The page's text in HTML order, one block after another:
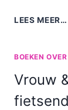
LEES MEER…
BOEKEN
Vrouw